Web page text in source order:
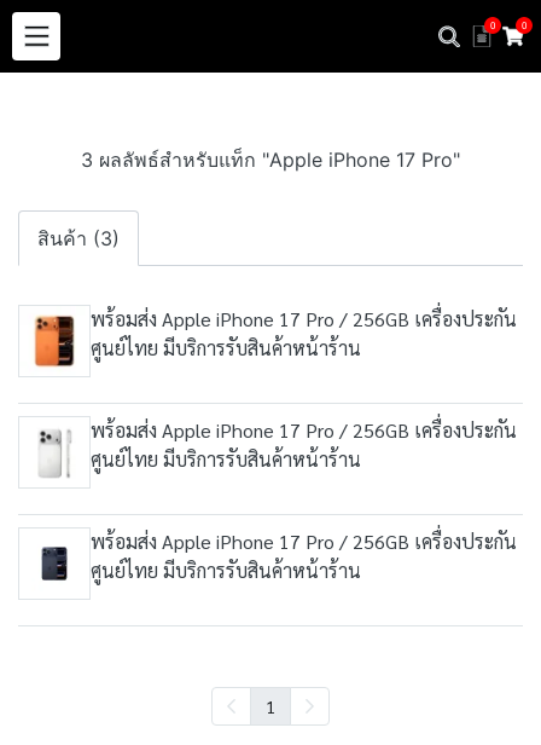
0 0
3 ผลลัพธ์สำหรับแท็ก "Apple iPhone 17 Pro"
สินค้า (3)
พร้อมส่ง Apple iPhone 17 Pro / 256GB เครื่องประกัน
ศูนย์ไทย มีบริการรับสินค้าหน้าร้าน
พร้อมส่ง Apple iPhone 17 Pro / 256GB เครื่องประกัน
ศูนย์ไทย มีบริการรับสินค้าหน้าร้าน
พร้อมส่ง Apple iPhone 17 Pro / 256GB เครื่องประกัน
ศูนย์ไทย มีบริการรับสินค้าหน้าร้าน
1